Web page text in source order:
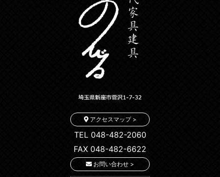
アクセスマップ >
TEL 048-482-2060
FAX 048-482-6622
お問い合わせ >